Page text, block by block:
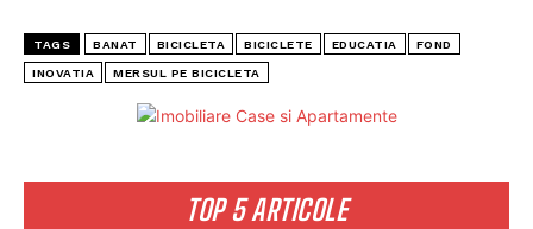
TOP 5 ARTICOLE
TAGS BANAT BICICLETA BICICLETE EDUCATIA FOND
INOVATIA MERSUL PE BICICLETA